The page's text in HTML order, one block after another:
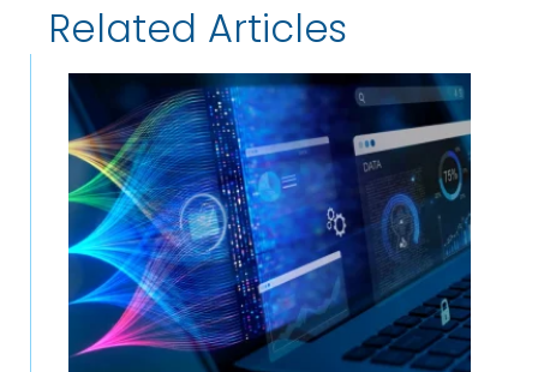
Related Articles